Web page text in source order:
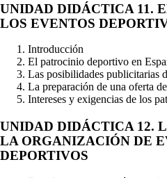
UNIDAD DIDÁCTICA 11.
LOS EVENTOS
Introducción
El patrocinio deportivo en
Las posibilidades publicitarias
La preparación de una oferta
Intereses y exigencias de los
UNIDAD DIDÁCTICA 12.
LA ORGANIZACIÓN DE
DEPORTIVOS